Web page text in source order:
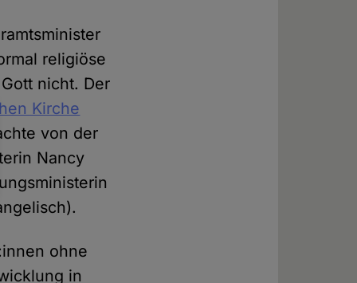
religiöse
nicht. Der
Kirche
von der
Nancy
ohne
in